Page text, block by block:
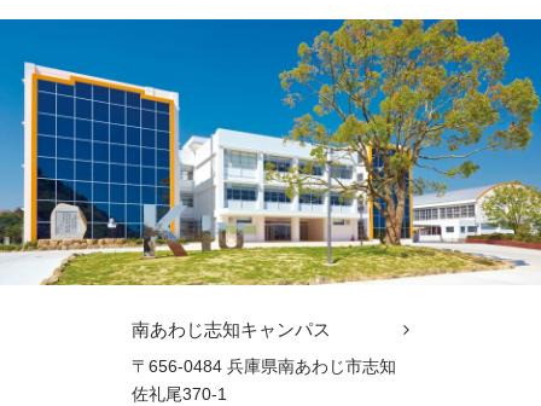
南あわじ志知キャンパス
〒656-0484 兵庫県南あわじ市志知
佐礼尾370-1